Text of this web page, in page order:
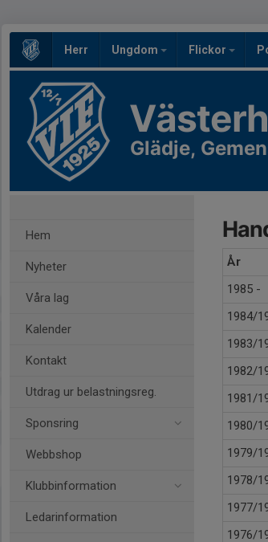
Herr Ungdom Flickor
Glädje,
Hem
Nyheter
Våra lag
Kalender
Kontakt
Utdrag ur belastningsreg.
Sponsring
Webbshop
Klubbinformation
Ledarinformation
År
1985 -
1984/
1983/
1982/
1981/
1980/
1979/
1978/
1977/
1976/